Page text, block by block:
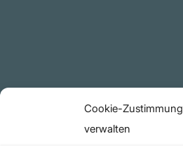
Cookie-Zustimmung
verwalten
Datenschutzerklärung